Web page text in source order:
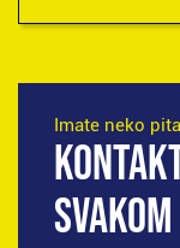
Imate neko